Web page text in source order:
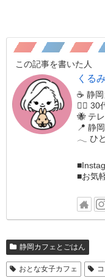
この記事を書いた人
くるみ
☕️ 静
🚶‍♀️ 30
🐝 テ
📍 静
𓂃 ひと
■お気
静岡カフェとごはん
おとな女子カフェ